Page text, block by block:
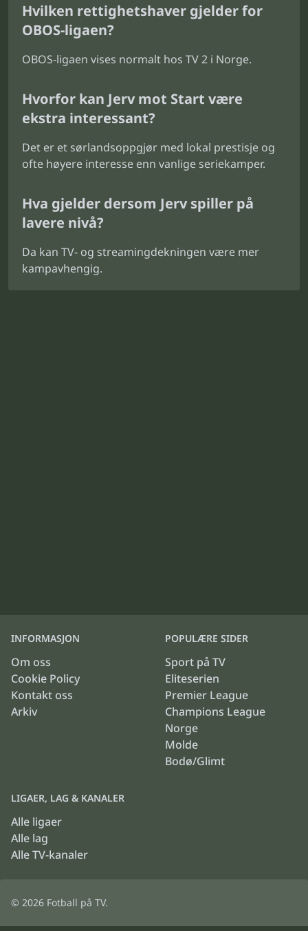
Hvilken rettighetshaver gjelder for
OBOS-ligaen?
OBOS-ligaen vises normalt hos TV 2 i Norge.
Hvorfor kan Jerv mot Start være
ekstra interessant?
Det er et sørlandsoppgjør med lokal prestisje og
ofte høyere interesse enn vanlige seriekamper.
Hva gjelder dersom Jerv spiller på
lavere nivå?
Da kan TV- og streamingdekningen være mer
kampavhengig.
INFORMASJON
Om oss
Cookie Policy
Kontakt oss
Arkiv
POPULÆRE SIDER
Sport på TV
Eliteserien
Premier League
Champions League
Norge
Molde
Bodø/Glimt
LIGAER, LAG & KANALER
Alle ligaer
Alle lag
Alle TV-kanaler
© 2026 Fotball på TV.